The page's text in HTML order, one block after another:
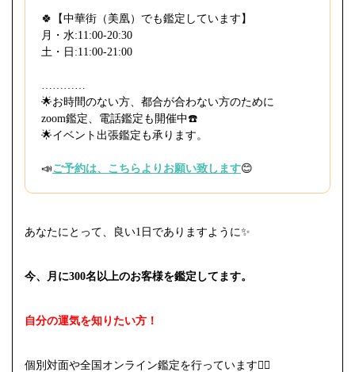
🍀【中華街（美凰）でも鑑定しています】
月・水:11:00-20:30
土・日:11:00-21:00
🌟お時間のない方、都合が合わない方のために
zoom鑑定、電話鑑定も開催中☎️
⁡🌟イベント出張鑑定も承ります。
📣ご予約は、こちらよりお願い致します😊
あなたにとって、良い1日でありますように✨
今、月に300名以上のお客様を鑑定してます。
自分の運気を知りたい方！
個別対面や全国オンライン鑑定を行っています 🙇‍♀️